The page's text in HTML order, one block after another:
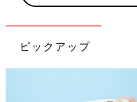
ピックアップ